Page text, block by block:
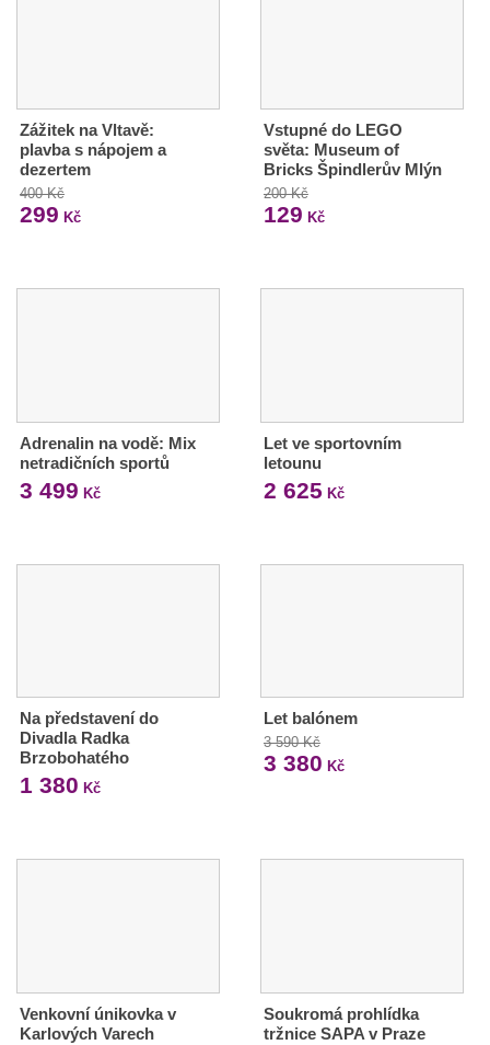
Zážitek na Vltavě:
plavba s nápojem a
dezertem
400 Kč
299 Kč
Vstupné do LEGO
světa: Museum of
Bricks Špindlerův Mlýn
200 Kč
129 Kč
Adrenalin na vodě: Mix
netradičních sportů
3 499 Kč
Let ve sportovním
letounu
2 625 Kč
Na představení do
Divadla Radka
Brzobohatého
1 380 Kč
Let balónem
3 590 Kč
3 380 Kč
Venkovní únikovka v
Karlových Varech
Soukromá prohlídka
tržnice SAPA v Praze